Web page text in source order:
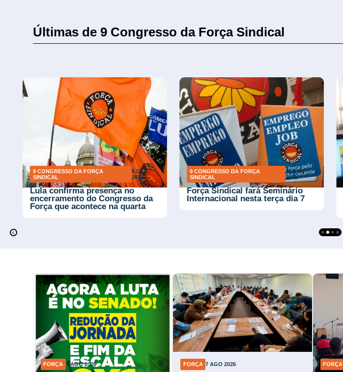
Últimas de 9 Congresso da Força Sindical
9 CONGRESSO DA FORÇA
SINDICAL
6 DEZ
2021
Lula confirma presença no
encerramento do Congresso da
Força que acontece na quarta
9 CONGRESSO DA FORÇA
SINDICAL
30 NOV
2021
Força Sindical fará Seminário
Internacional nesta terça dia 7
FORÇA 7 AGO 2026 FORÇA 7 AGO 2026 FORÇA